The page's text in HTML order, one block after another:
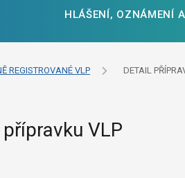
HLÁŠENÍ, OZNÁMENÍ
REGISTROVANÉ VLP DETAIL
VLP